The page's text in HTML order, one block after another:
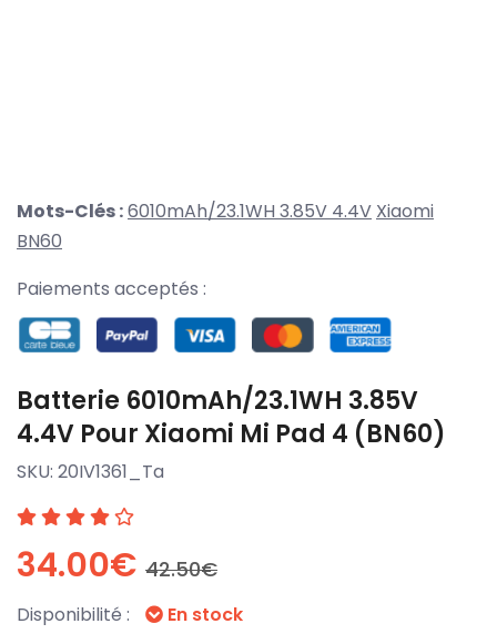
Mots-Clés :6010mAh/23.1WH 3.85V 4.4V Xiaomi
BN60
Paiements acceptés :
Batterie 6010mAh/23.1WH 3.85V
4.4V Pour Xiaomi Mi Pad 4 (BN60)
SKU: 20IV1361_Ta
34.00€ 42.50€
Disponibilité : En stock